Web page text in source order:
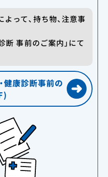
って、持ち物、注意事
断 事前のご案内」にて
健康診断事前の